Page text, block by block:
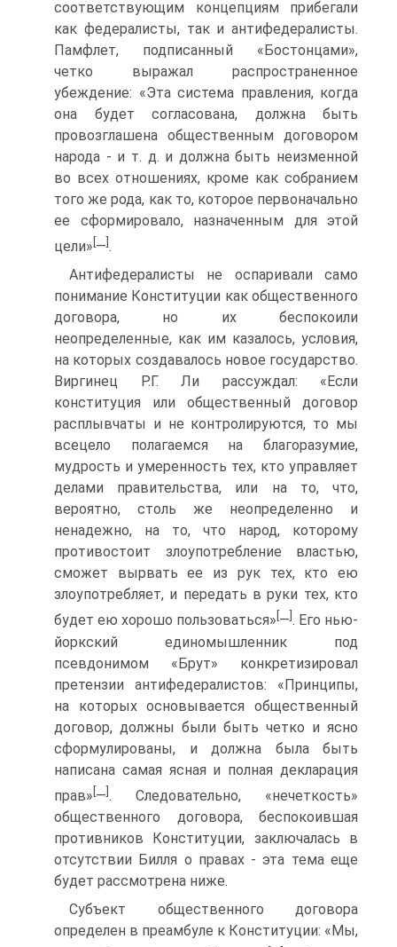
соответствующим концепциям прибегали
как федералисты, так и антифедералисты.
Памфлет, подписанный «Бостонцами»,
четко выражал распространенное
убеждение: «Эта система правления, когда
она будет согласована, должна быть
провозглашена общественным договором
народа - и т. д. и должна быть неизменной
во всех отношениях, кроме как собранием
того же рода, как то, которое первоначально
ее сформировало, назначенным для этой
цели» —.
Антифедералисты не оспаривали само
понимание Конституции как общественного
договора, но их беспокоили
неопределенные, как им казалось, условия,
на которых создавалось новое государство.
Виргинец Р.Г. Ли рассуждал: «Если
конституция или общественный договор
расплывчаты и не контролируются, то мы
всецело полагаемся на благоразумие,
мудрость и умеренность тех, кто управляет
делами правительства, или на то, что,
вероятно, столь же неопределенно и
ненадежно, на то, что народ, которому
противостоит злоупотребление властью,
сможет вырвать ее из рук тех, кто ею
злоупотребляет, и передать в руки тех, кто
будет ею хорошо пользоваться» —. Его нью-
йоркский единомышленник под
псевдонимом «Брут» конкретизировал
претензии антифедералистов: «Принципы,
на которых основывается общественный
договор, должны были быть четко и ясно
сформулированы, и должна была быть
написана самая ясная и полная декларация
прав» [—]. Следовательно, «нечеткость»
общественного договора, беспокоившая
противников Конституции, заключалась в
отсутствии Билля о правах - эта тема еще
будет рассмотрена ниже.
Субъект общественного договора
определен в преамбуле к Конституции: «Мы,